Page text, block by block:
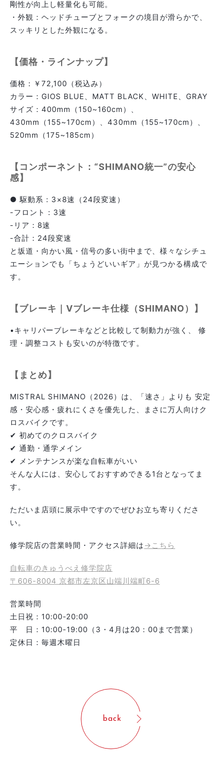
剛性が向上し軽量化も可能。
・外観：ヘッドチューブとフォークの境目が滑らかで、
スッキリとした外観になる。
【価格・ラインナップ】
価格：￥72,100（税込み）
カラー：GIOS BLUE、MATT BLACK、WHITE、GRAY
サイズ：400mm（150~160cm）、
430mm（155~170cm）、430mm（155~170cm）、
520mm（175~185cm）
【コンポーネント：“SHIMANO統一”の安心
感】
● 駆動系：3×8速（24段変速）
-フロント：3速
-リア：8速
-合計：24段変速
と坂道・向かい風・信号の多い街中まで、様々なシチュ
エーションでも「ちょうどいいギア」が見つかる構成で
す。
【ブレーキ｜Vブレーキ仕様（SHIMANO）】
•キャリパーブレーキなどと比較して制動力が強く、 修
理・調整コストも安いのが特徴です。
【まとめ】
MISTRAL SHIMANO（2026）は、「速さ」よりも 安定
感・安心感・疲れにくさを優先した、まさに万人向けク
ロスバイクです。
✔ 初めてのクロスバイク
✔ 通勤・通学メイン
✔ メンテナンスが楽な自転車がいい
そんな人には、安心しておすすめできる1台となってま
す。
ただいま店頭に展示中ですのでぜひお立ち寄りくださ
い。
修学院店の営業時間・アクセス詳細は →こちら
自転車のきゅうべえ修学院店
〒606-8004 京都市左京区山端川端町6-6
営業時間
土日祝：10:00-20:00
平 日：10:00-19:00（3・4月は20：00まで営業）
定休日：毎週木曜日
back